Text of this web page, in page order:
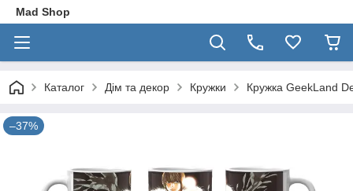
Mad Shop
Каталог Дім та декор Кружки Кружка GeekLand
–37%